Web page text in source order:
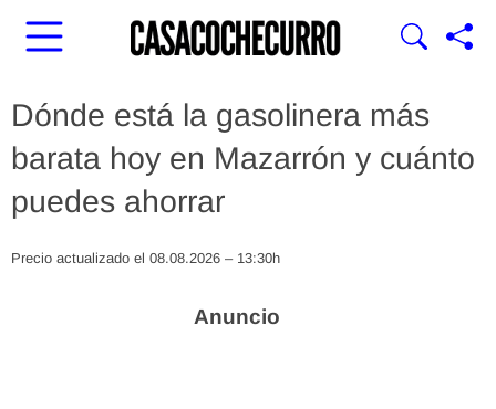
Dónde está la gasolinera más
barata hoy en Mazarrón y cuánto
puedes ahorrar
Precio actualizado el 08.08.2026 – 13:30h